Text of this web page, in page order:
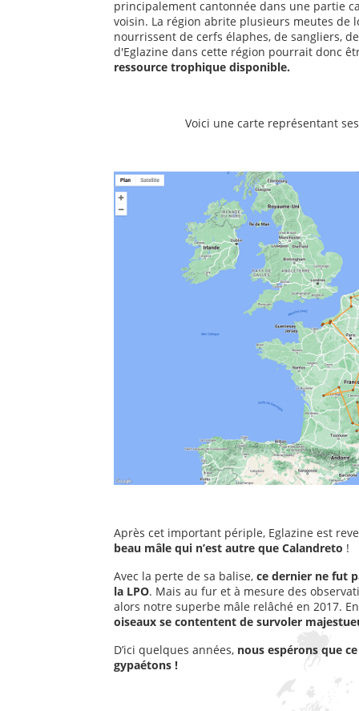
principalement cantonnée dans une partie
voisin. La région abrite plusieurs meutes de
nourrissent de cerfs élaphes, de sangliers,
d'Eglazine dans cette région pourrait donc
ressource trophique disponible.
Voici une carte représentant
Après cet important périple, Eglazine est
beau mâle qui n’est autre que Calandreto !
Avec la perte de sa balise, ce dernier ne fut
la LPO. Mais au fur et à mesure des
alors notre superbe mâle relâché en 2017.
oiseaux se contentent de survoler
D’ici quelques années, nous espérons que
gypaétons !